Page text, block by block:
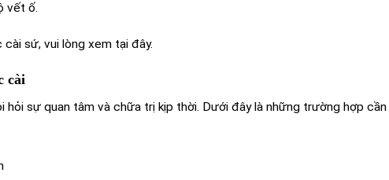
vết ố.
sứ, vui lòng xem tại đây.
cài
hỏi sự quan tâm và chữa trị kịp thời. Dưới đây là những trường hợp cần